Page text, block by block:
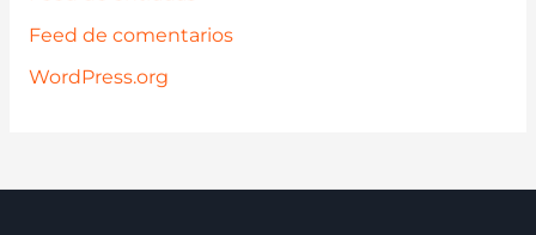
Feed de comentarios
WordPress.org